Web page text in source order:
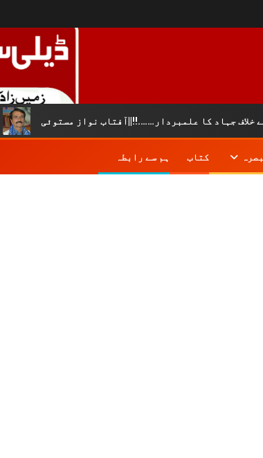
کا علمبردار…….!!||آفتاب نواز مستوئی
کتاب ہم سے رابطہ